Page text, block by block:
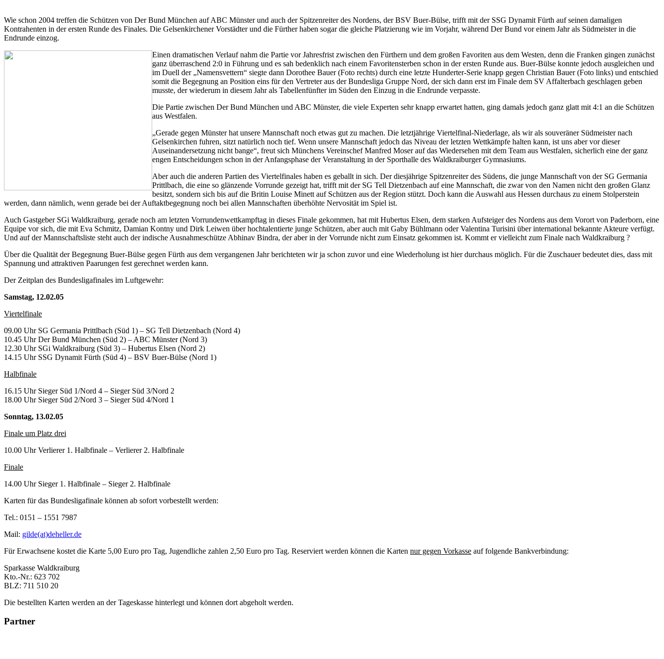
Wie schon 2004 treffen die Schützen von Der Bund München auf ABC Münster und auch der Spitzenreiter des Nordens, der BSV Buer-Bülse, trifft mit der SSG Dynamit Fürth auf seinen damaligen
Kontrahenten in der ersten Runde des Finales. Die Gelsenkirchener Vorstädter und die Fürther haben sogar die gleiche Platzierung wie im Vorjahr, während Der Bund vor einem Jahr als Südmeister in die
Endrunde einzog.
Einen dramatischen Verlauf nahm die Partie vor Jahresfrist zwischen den Fürthern und dem großen Favoriten aus dem Westen, denn die Franken gingen zunächst
ganz überraschend 2:0 in Führung und es sah bedenklich nach einem Favoritensterben schon in der ersten Runde aus. Buer-Bülse konnte jedoch ausgleichen und
im Duell der „Namensvettern“ siegte dann Dorothee Bauer (Foto rechts) durch eine letzte Hunderter-Serie knapp gegen Christian Bauer (Foto links) und entschied
somit die Begegnung an Position eins für den Vertreter aus der Bundesliga Gruppe Nord, der sich dann erst im Finale dem SV Affalterbach geschlagen geben
musste, der wiederum in diesem Jahr als Tabellenfünfter im Süden den Einzug in die Endrunde verpasste.
Die Partie zwischen Der Bund München und ABC Münster, die viele Experten sehr knapp erwartet hatten, ging damals jedoch ganz glatt mit 4:1 an die Schützen
aus Westfalen.
„Gerade gegen Münster hat unsere Mannschaft noch etwas gut zu machen. Die letztjährige Viertelfinal-Niederlage, als wir als souveräner Südmeister nach
Gelsenkirchen fuhren, sitzt natürlich noch tief. Wenn unsere Mannschaft jedoch das Niveau der letzten Wettkämpfe halten kann, ist uns aber vor dieser
Auseinandersetzung nicht bange“, freut sich Münchens Vereinschef Manfred Moser auf das Wiedersehen mit dem Team aus Westfalen, sicherlich eine der ganz
engen Entscheidungen schon in der Anfangsphase der Veranstaltung in der Sporthalle des Waldkraiburger Gymnasiums.
Aber auch die anderen Partien des Viertelfinales haben es geballt in sich. Der diesjährige Spitzenreiter des Südens, die junge Mannschaft von der SG Germania
Prittlbach, die eine so glänzende Vorrunde gezeigt hat, trifft mit der SG Tell Dietzenbach auf eine Mannschaft, die zwar von den Namen nicht den großen Glanz
besitzt, sondern sich bis auf die Britin Louise Minett auf Schützen aus der Region stützt. Doch kann die Auswahl aus Hessen durchaus zu einem Stolperstein
werden, dann nämlich, wenn gerade bei der Auftaktbegegnung noch bei allen Mannschaften überhöhte Nervosität im Spiel ist.
Auch Gastgeber SGi Waldkraiburg, gerade noch am letzten Vorrundenwettkampftag in dieses Finale gekommen, hat mit Hubertus Elsen, dem starken Aufsteiger des Nordens aus dem Vorort von Paderborn, eine
Equipe vor sich, die mit Eva Schmitz, Damian Kontny und Dirk Leiwen über hochtalentierte junge Schützen, aber auch mit Gaby Bühlmann oder Valentina Turisini über international bekannte Akteure verfügt.
Und auf der Mannschaftsliste steht auch der indische Ausnahmeschütze Abhinav Bindra, der aber in der Vorrunde nicht zum Einsatz gekommen ist. Kommt er vielleicht zum Finale nach Waldkraiburg ?
Über die Qualität der Begegnung Buer-Bülse gegen Fürth aus dem vergangenen Jahr berichteten wir ja schon zuvor und eine Wiederholung ist hier durchaus möglich. Für die Zuschauer bedeutet dies, dass mit
Spannung und attraktiven Paarungen fest gerechnet werden kann.
Der Zeitplan des Bundesligafinales im Luftgewehr:
Samstag, 12.02.05
Viertelfinale
09.00 Uhr SG Germania Prittlbach (Süd 1) – SG Tell Dietzenbach (Nord 4)
10.45 Uhr Der Bund München (Süd 2) – ABC Münster (Nord 3)
12.30 Uhr SGi Waldkraiburg (Süd 3) – Hubertus Elsen (Nord 2)
14.15 Uhr SSG Dynamit Fürth (Süd 4) – BSV Buer-Bülse (Nord 1)
Halbfinale
16.15 Uhr Sieger Süd 1/Nord 4 – Sieger Süd 3/Nord 2
18.00 Uhr Sieger Süd 2/Nord 3 – Sieger Süd 4/Nord 1
Sonntag, 13.02.05
Finale um Platz drei
10.00 Uhr Verlierer 1. Halbfinale – Verlierer 2. Halbfinale
Finale
14.00 Uhr Sieger 1. Halbfinale – Sieger 2. Halbfinale
Karten für das Bundesligafinale können ab sofort vorbestellt werden:
Tel.: 0151 – 1551 7987
Mail: gilde(at)deheller.de
Für Erwachsene kostet die Karte 5,00 Euro pro Tag, Jugendliche zahlen 2,50 Euro pro Tag. Reserviert werden können die Karten nur gegen Vorkasse auf folgende Bankverbindung:
Sparkasse Waldkraiburg
Kto.-Nr.: 623 702
BLZ: 711 510 20
Die bestellten Karten werden an der Tageskasse hinterlegt und können dort abgeholt werden.
Partner